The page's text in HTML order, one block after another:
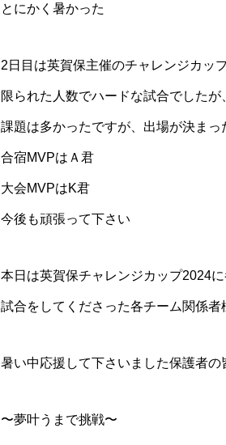
とにかく暑かった
2日目は英賀保主催のチャレンジカップ
限られた人数でハードな試合でした
課題は多かったですが、出場が決ま
合宿MVPはＡ君
大会MVPはK君
今後も頑張って下さい
本日は英賀保チャレンジカップ2024
試合をしてくださった各チーム関係
暑い中応援して下さいました保護者の
〜夢叶うまで挑戦〜